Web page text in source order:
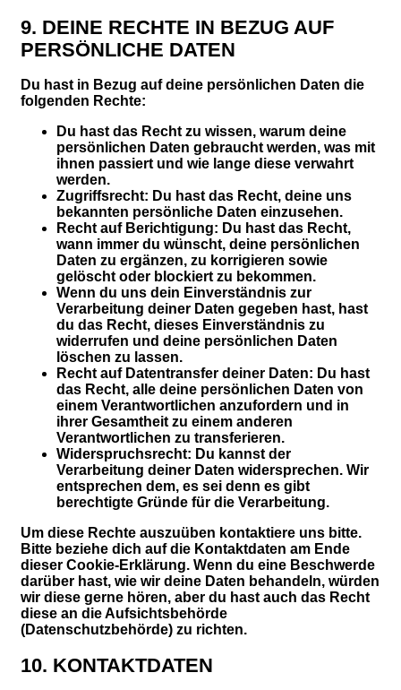
9. DEINE RECHTE IN BEZUG AUF
PERSÖNLICHE DATEN
Du hast in Bezug auf deine persönlichen Daten die
folgenden Rechte:
Du hast das Recht zu wissen, warum deine
persönlichen Daten gebraucht werden, was mit
ihnen passiert und wie lange diese verwahrt
werden.
Zugriffsrecht: Du hast das Recht, deine uns
bekannten persönliche Daten einzusehen.
Recht auf Berichtigung: Du hast das Recht,
wann immer du wünscht, deine persönlichen
Daten zu ergänzen, zu korrigieren sowie
gelöscht oder blockiert zu bekommen.
Wenn du uns dein Einverständnis zur
Verarbeitung deiner Daten gegeben hast, hast
du das Recht, dieses Einverständnis zu
widerrufen und deine persönlichen Daten
löschen zu lassen.
Recht auf Datentransfer deiner Daten: Du hast
das Recht, alle deine persönlichen Daten von
einem Verantwortlichen anzufordern und in
ihrer Gesamtheit zu einem anderen
Verantwortlichen zu transferieren.
Widerspruchsrecht: Du kannst der
Verarbeitung deiner Daten widersprechen. Wir
entsprechen dem, es sei denn es gibt
berechtigte Gründe für die Verarbeitung.
Um diese Rechte auszuüben kontaktiere uns bitte.
Bitte beziehe dich auf die Kontaktdaten am Ende
dieser Cookie-Erklärung. Wenn du eine Beschwerde
darüber hast, wie wir deine Daten behandeln, würden
wir diese gerne hören, aber du hast auch das Recht
diese an die Aufsichtsbehörde
(Datenschutzbehörde) zu richten.
10. KONTAKTDATEN